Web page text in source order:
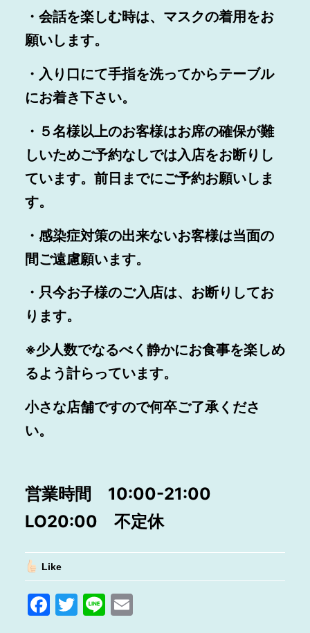
・会話を楽しむ時は、マスクの着用をお
願いします。
・入り口にて手指を洗ってからテーブル
にお着き下さい。
・ ５名様以上のお客様はお席の確保が難
しいためご予約なしでは入店をお断りし
ています。前日までにご予約お願いしま
す。
・感染症対策の出来ないお客様は当面の
間ご遠慮願います。
・只今お子様のご入店は、お断りしてお
ります。
※少人数でなるべく静かにお食事を楽しめ
るよう計らっています。
小さな店舗ですので何卒ご了承くださ
い。
営業時間 10:00-21:00
LO20:00 不定休
Like
F T Li E